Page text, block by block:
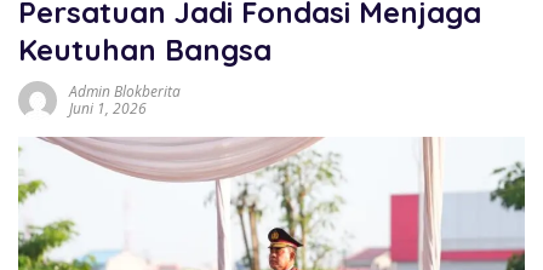
Persatuan Jadi Fondasi Menjaga
Keutuhan Bangsa
Admin Blokberita
Juni 1, 2026